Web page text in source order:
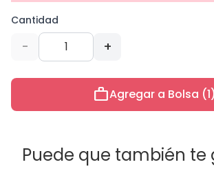
Cantidad
- +
workAgregar a Bolsa (1)
Puede que también te